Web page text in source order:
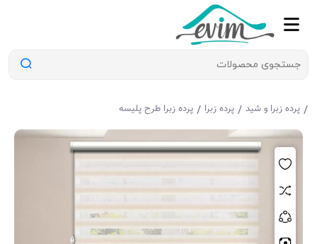
/ پرده زبرا و شید / پرده زبرا / پرده زبرا طرح پلیسه